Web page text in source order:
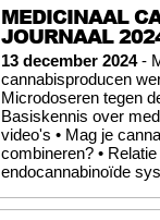
MEDICINAAL
JOURNAAL
13 december 2024-
cannabisproducen
Microdoseren tegen
Basiskennis over
video's • Mag je
combineren? •
endocannabinoïde